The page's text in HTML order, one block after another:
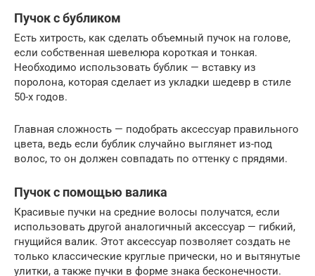
Пучок с бубликом
Есть хитрость, как сделать объемный пучок на голове,
если собственная шевелюра короткая и тонкая.
Необходимо использовать бублик — вставку из
поролона, которая сделает из укладки шедевр в стиле
50-х годов.
Главная сложность — подобрать аксессуар правильного
цвета, ведь если бублик случайно выглянет из-под
волос, то он должен совпадать по оттенку с прядями.
Пучок с помощью валика
Красивые пучки на средние волосы получатся, если
использовать другой аналогичный аксессуар — гибкий,
гнущийся валик. Этот аксессуар позволяет создать не
только классические круглые прически, но и вытянутые
улитки, а также пучки в форме знака бесконечности.